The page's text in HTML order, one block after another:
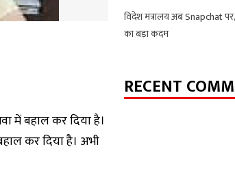
में बहाल कर दिया है।
कर दिया है। अभी
विदेश मंत्रालय अब Snapchat
का बड़ा कदम
RECENT